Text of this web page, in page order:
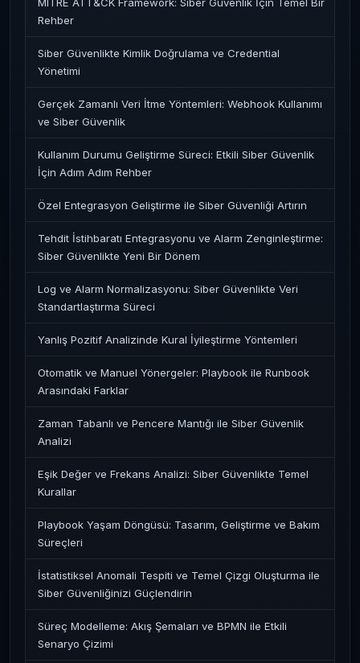
Rehber
Siber Güvenlikte Kimlik Doğrulama ve Credential
Yönetimi
Gerçek Zamanlı Veri İtme Yöntemleri: Webhook Kullanımı
ve Siber Güvenlik
Kullanım Durumu Geliştirme Süreci: Etkili Siber Güvenlik
İçin Adım Adım Rehber
Özel Entegrasyon Geliştirme ile Siber Güvenliği Artırın
Tehdit İstihbaratı Entegrasyonu ve Alarm Zenginleştirme:
Siber Güvenlikte Yeni Bir Dönem
Log ve Alarm Normalizasyonu: Siber Güvenlikte Veri
Standartlaştırma Süreci
Yanlış Pozitif Analizinde Kural İyileştirme Yöntemleri
Otomatik ve Manuel Yönergeler: Playbook ile Runbook
Arasındaki Farklar
Zaman Tabanlı ve Pencere Mantığı ile Siber Güvenlik
Analizi
Eşik Değer ve Frekans Analizi: Siber Güvenlikte Temel
Kurallar
Playbook Yaşam Döngüsü: Tasarım, Geliştirme ve Bakım
Süreçleri
İstatistiksel Anomali Tespiti ve Temel Çizgi Oluşturma ile
Siber Güvenliğinizi Güçlendirin
Süreç Modelleme: Akış Şemaları ve BPMN ile Etkili
Senaryo Çizimi